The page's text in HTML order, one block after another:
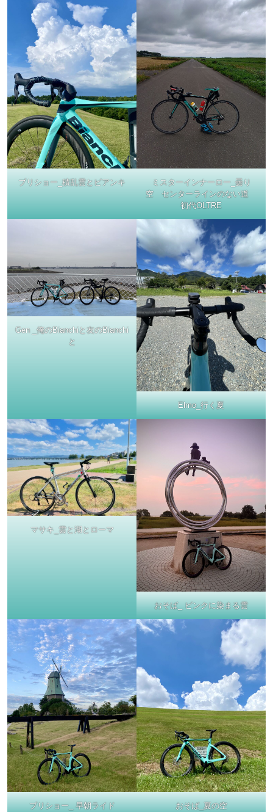
ブリショー_積乱雲とビアンキ
ミスターインナーロー_曇り
空 センターラインのない道
初代OLTRE
Gen _俺のBianchiと友のBianchi
と
Elmo_行く夏
マサキ_雲と湖とローマ
おそば_ ピンクに染まる雲
ブリショー_ 早朝ライド おそば_夏の空